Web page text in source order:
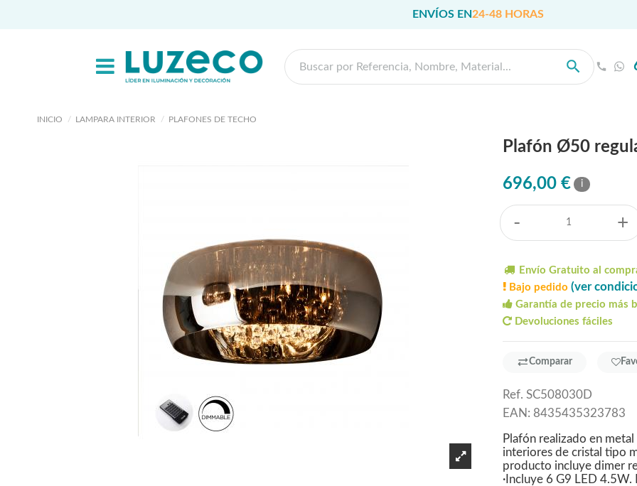
ENVÍOS EN24-48 HORAS
INICIO LAMPARA INTERIOR PLAFONES DE TECHO
Plafón Ø50
696,00 € i
- +
Envío Gratuito al
Bajo pedido (ver
Garantía de precio más
Devoluciones fáciles
Comparar
Ref. SC508030D
EAN: 8435435323783
Plafón realizado en
interiores de cristal tipo
producto incluye dimer
·Incluye 6 G9 LED